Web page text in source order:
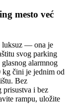
mesto već
luksuz — ona je
svog parking
alarmnog
kg čini je jednim od
Bez
prisustva i bez
rampu, uložite